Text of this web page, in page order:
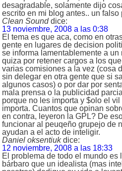
desagradable, solamente dijo
escrito en mi blog antes.. un
Clean Sound dice:
13 noviembre, 2008 a las 0:38
El tema es que aca, como en
gente en lugares de decision
se informa lamentablemente a
quiza por retener cargos a los
varias comisiones a la vez (cosa
sin delegar en otra gente que si
algunos casos) o por dar por
mala prensa o la publicidad
porque no les importa y $olo el
importa. Cuantos que opinan
en contra, leyeron la GPL? De
funcionar al peuqeño grupejo de
ayudan a el acto de inteligir.
Daniel oksentiuk dice:
12 noviembre, 2008 a las 18:33
El problema de todo el mundo es
bárbaro que un idealista (mas